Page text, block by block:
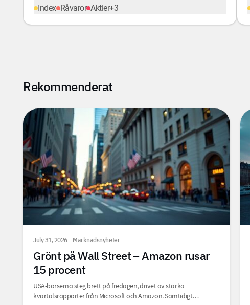
Index Råvaror Aktier+3
Rekommenderat
July 31, 2026 Marknadsnyheter
Grönt på Wall Street – Amazon rusar
15 procent
USA-börserna steg brett på fredagen, drivet av starka
kvartalsrapporter från Microsoft och Amazon. Samtidigt…